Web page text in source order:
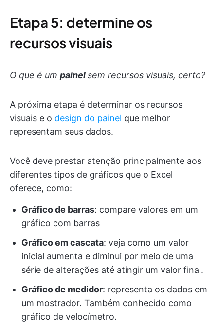
Etapa 5: determine os
recursos visuais
O que é um painelsem recursos visuais, certo?
A próxima etapa é determinar os recursos
visuais e o design do painel que melhor
representam seus dados.
Você deve prestar atenção principalmente aos
diferentes tipos de gráficos que o Excel
oferece, como:
Gráfico de barras: compare valores em um
gráfico com barras
Gráfico em cascata: veja como um valor
inicial aumenta e diminui por meio de uma
série de alterações até atingir um valor final.
Gráfico de medidor: representa os dados em
um mostrador. Também conhecido como
gráfico de velocímetro.